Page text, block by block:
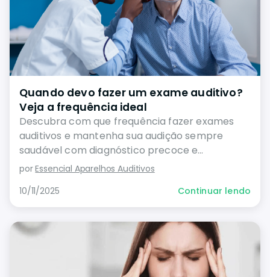
Quando devo fazer um exame auditivo?
Veja a frequência ideal
Descubra com que frequência fazer exames
auditivos e mantenha sua audição sempre
saudável com diagnóstico precoce e
prevenção.
porEssencial Aparelhos Auditivos
10/11/2025
Continuar lendo